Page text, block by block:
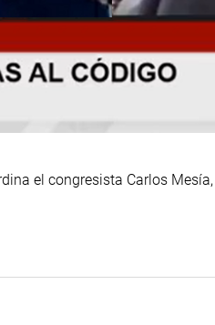
el congresista Carlos